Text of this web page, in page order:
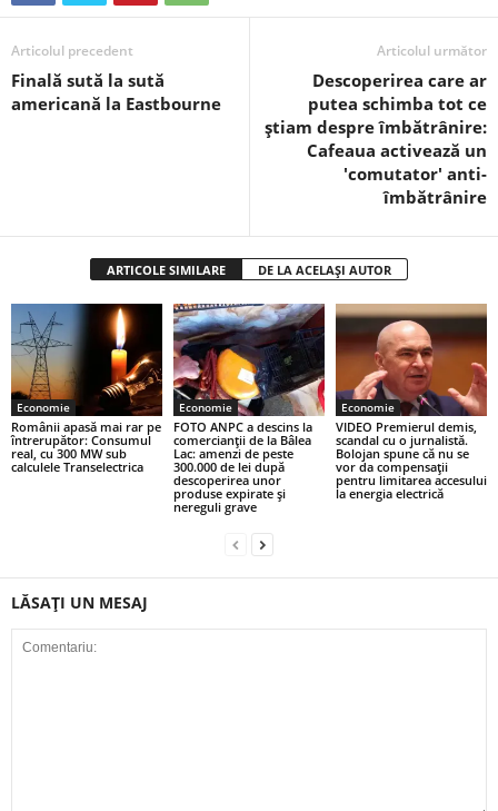
Articolul precedent
Finală sută la sută
americană la Eastbourne
Articolul următor
Descoperirea care ar
putea schimba tot ce
știam despre îmbătrânire:
Cafeaua activează un
'comutator' anti-
îmbătrânire
ARTICOLE SIMILARE DE LA ACELAȘI AUTOR
Economie
Românii apasă mai rar pe
întrerupător: Consumul
real, cu 300 MW sub
calculele Transelectrica
Economie
FOTO ANPC a descins la
comercianții de la Bâlea
Lac: amenzi de peste
300.000 de lei după
descoperirea unor
produse expirate și
nereguli grave
Economie
VIDEO Premierul demis,
scandal cu o jurnalistă.
Bolojan spune că nu se
vor da compensații
pentru limitarea accesului
la energia electrică
LĂSAȚI UN MESAJ